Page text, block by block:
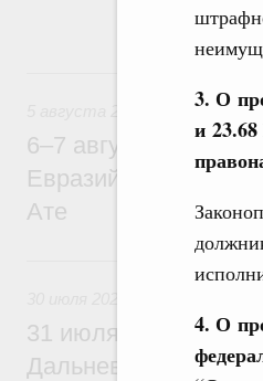
3. О
и
4. О
6–7 августа Михаил
Евразийского
Ате
31 июля Михаил
Дальневосточный